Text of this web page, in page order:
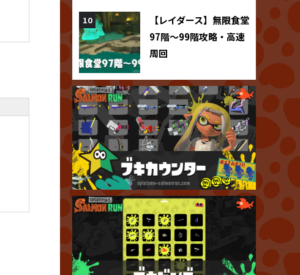
【レイダース】無限食堂
97階～99階攻略・高速
周回